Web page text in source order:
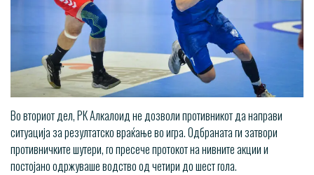
Во вториот дел, РК Алкалоид не дозволи противникот да направи
ситуација за резултатско враќање во игра. Одбраната ги затвори
противничките шутери, го пресече протокот на нивните акции и
постојано одржуваше водство од четири до шест гола.